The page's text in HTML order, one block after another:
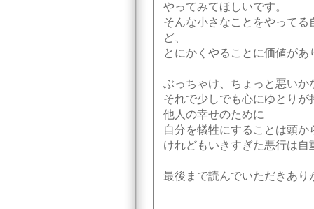
やってみてほしいです。
そんな小さなことをやって
ど、
とにかくやることに価値があ
ぶっちゃけ、ちょっと悪い
それで少しでも心にゆとりが
他人の幸せのために
自分を犠牲にすることは頭
けれどもいきすぎた悪行は
最後まで読んでいただきあり